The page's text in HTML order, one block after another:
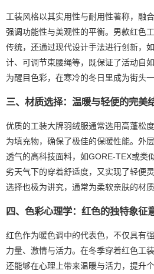
工装风格以其实用性与耐用性著称，融
强调功能性与美观性的平衡。男款红色
传统，还通过现代设计手法进行创新，
计、可调节束腰绳等，既保证了活动自
为醒目色彩，在寒冷的冬日里成为街头
三、材质选择：温暖与轻便的完美
优质的工装大牌羽绒服通常选用高蓬松
为填充物，确保了极佳的保暖性能。外
透气的高科技面料，如GORE-TEX或类
劣天气下的穿着舒适度，又实现了轻便
选择也极为讲究，通常为柔软亲肤的材
四、色彩心理学：红色的独特象征
红色作为暖色调中的代表色，不仅具有
力量、激情与活力。在冬季穿着红色工
还能够在心理上带来温暖与活力，提升